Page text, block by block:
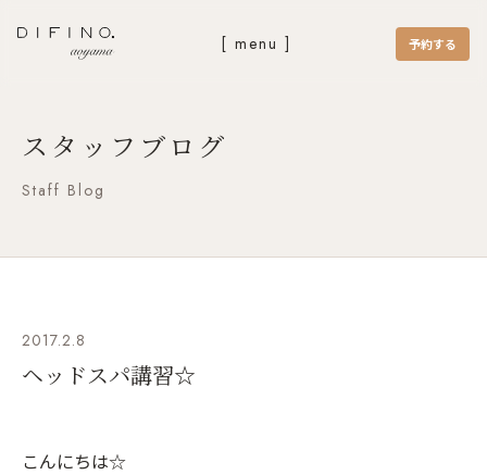
[ menu ] 予約する
スタッフブログ
Staff Blog
2017.2.8
ヘッドスパ講習☆
こんにちは☆